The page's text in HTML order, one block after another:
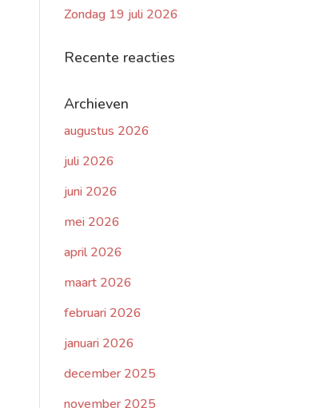
Zondag 19 juli 2026
Recente reacties
Archieven
augustus 2026
juli 2026
juni 2026
mei 2026
april 2026
maart 2026
februari 2026
januari 2026
december 2025
november 2025